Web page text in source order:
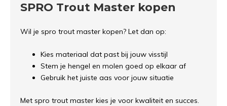
SPRO Trout Master kopen
Wil je spro trout master kopen? Let dan op:
Kies materiaal dat past bij jouw visstijl
Stem je hengel en molen goed op elkaar af
Gebruik het juiste aas voor jouw situatie
Met spro trout master kies je voor kwaliteit en succes.